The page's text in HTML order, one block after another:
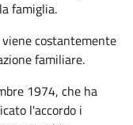
famiglia.
costantemente
familiare.
1974, che ha
l'accordo i